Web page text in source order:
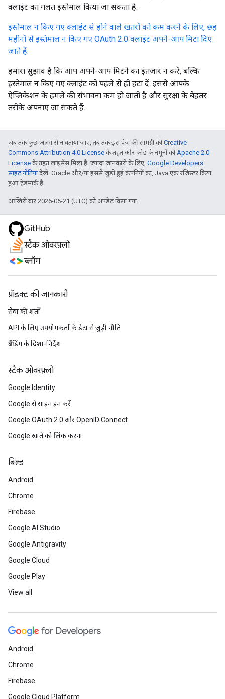
क्लाइंट का गलत इस्तेमाल किया जा सकता है.
इस्तेमाल न किए गए क्लाइंट से होने वाले खतरों को कम करने के लिए, छह
महीनों से इस्तेमाल न किए गए OAuth 2.0 क्लाइंट अपने-आप मिटा दिए
जाते हैं.
हमारा सुझाव है कि आप अपने-आप मिटने का इंतज़ार न करें, बल्कि
इस्तेमाल न किए गए क्लाइंट को पहले से ही हटा दें. इससे आपके
ऐप्लिकेशन के हमले की संभावना कम हो जाती है और सुरक्षा के बेहतर
तरीके अपनाए जा सकते हैं.
जब तक कुछ अलग से न बताया जाए, तब तक इस पेज की सामग्री कोCreative
Commons Attribution 4.0 License के तहत और कोड के नमूनों कोApache 2.0
License के तहत लाइसेंस मिला है. ज़्यादा जानकारी के लिए, Google Developers
साइट नीतियांदेखें. Oracle और/या इससे जुड़ी हुई कंपनियों का, Java एक रजिस्टर किया
हुआ ट्रेडमार्क है.
आखिरी बार 2026-05-21 (UTC) को अपडेट किया गया.
GitHub
स्टैक ओवरफ़्लो
ब्लॉग
प्रॉडक्ट की जानकारी
सेवा की शर्तों
API के लिए उपयोगकर्ता के डेटा से जुड़ी नीति
ब्रैंडिंग के दिशा-निर्देश
स्टैक ओवरफ़्लो
Google Identity
Google से साइन इन करें
Google OAuth 2.0 और OpenID Connect
Google खाते को लिंक करना
बिल्ड
Android
Chrome
Firebase
Google AI Studio
Google Antigravity
Google Cloud
Google Play
View all
Android
Chrome
Firebase
Google Cloud Platform